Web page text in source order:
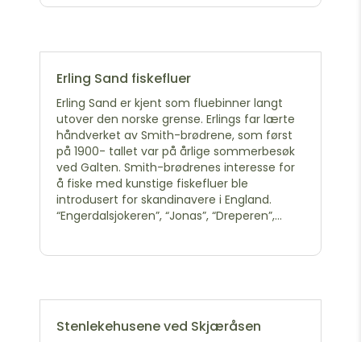
Erling Sand fiskefluer
Erling Sand er kjent som fluebinner langt
utover den norske grense. Erlings far lærte
håndverket av Smith-brødrene, som først
på 1900- tallet var på årlige sommerbesøk
ved Galten. Smith-brødrenes interesse for
å fiske med kunstige fiskefluer ble
introdusert for skandinavere i England.
“Engerdalsjokeren”, “Jonas”, “Dreperen”,...
Stenlekehusene ved Skjæråsen